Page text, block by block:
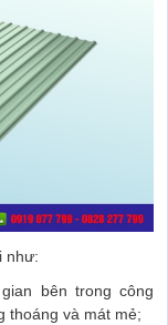
như:
bên trong công
thoáng và mát mẻ;